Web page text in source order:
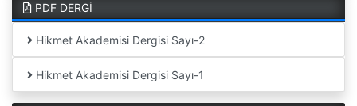
PDF DERGİ
Hikmet Akademisi Dergisi Sayı-2
Hikmet Akademisi Dergisi Sayı-1